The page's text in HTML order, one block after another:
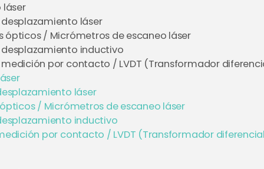
láser
desplazamiento láser
ópticos / Micrómetros de escaneo láser
desplazamiento inductivo
medición por contacto / LVDT (Transformador
láser
/ Micrómetros de escaneo láser
inductivo
por contacto / LVDT (Transformador